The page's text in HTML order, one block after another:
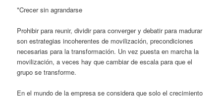
*Crecer sin agrandarse
Prohibir para reunir, dividir para converger y debatir para madurar
son estrategias incoherentes de movilización, precondiciones
necesarias para la transformación. Un vez puesta en marcha la
movilización, a veces hay que cambiar de escala para que el
grupo se transforme.
En el mundo de la empresa se considera que solo el crecimiento